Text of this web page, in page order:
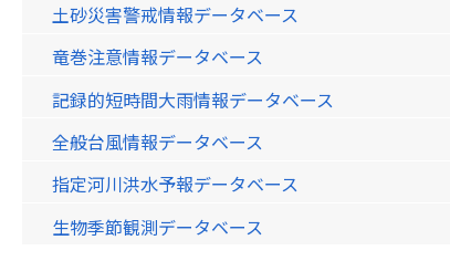
土砂災害警戒情報データベース
竜巻注意情報データベース
記録的短時間大雨情報データベース
全般台風情報データベース
指定河川洪水予報データベース
生物季節観測データベース